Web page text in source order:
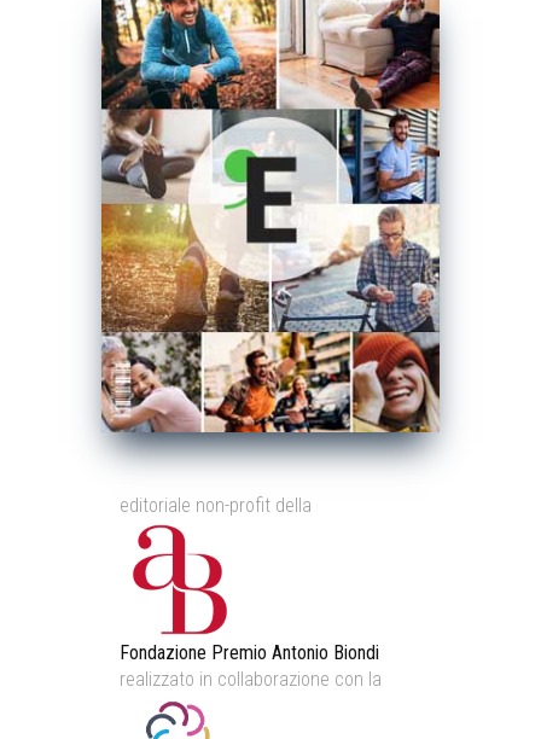
editoriale non-profit della
Fondazione Premio Antonio Biondi
realizzato in collaborazione con la